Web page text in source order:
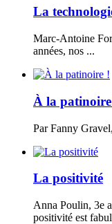
La
Marc-Antoine
années, nos ...
À la
Par Fanny
La positivité
Anna Poulin, 3e
positivité est